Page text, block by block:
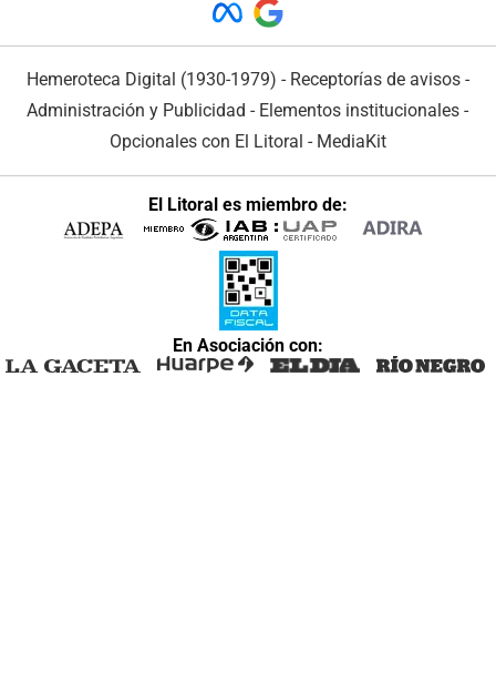
Hemeroteca Digital (1930-1979) - Receptorías de avisos -
Administración y Publicidad - Elementos institucionales -
Opcionales con El Litoral - MediaKit
El Litoral es miembro de:
En Asociación con: